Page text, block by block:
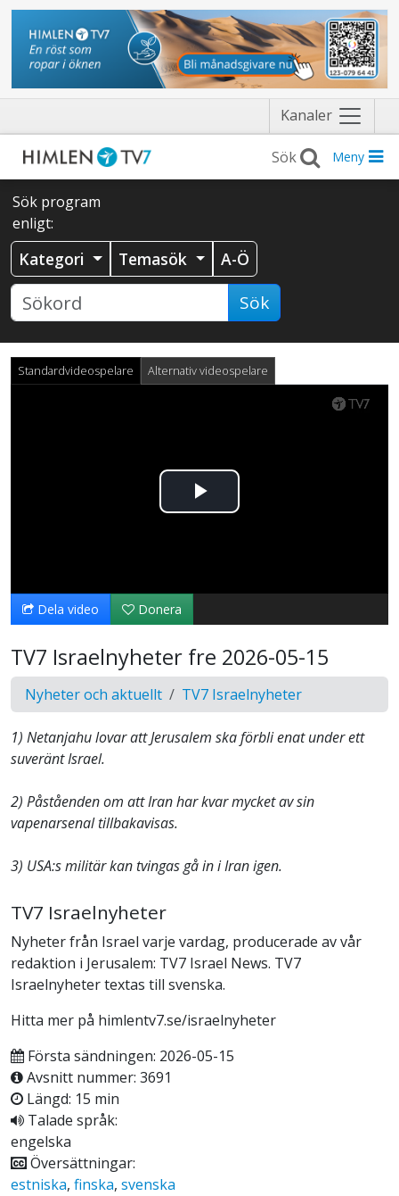
Kanaler Näytä
valikko
Meny
Sök program
enligt:
Kategori Temasök A-Ö
Sök
Standardvideospelare Alternativ videospelare
Spela
video
Dela video Donera
TV7 Israelnyheter fre 2026-05-15
Nyheter och aktuellt TV7 Israelnyheter
1) Netanjahu lovar att Jerusalem ska förbli enat under ett
suveränt Israel.
2) Påståenden om att Iran har kvar mycket av sin
vapenarsenal tillbakavisas.
3) USA:s militär kan tvingas gå in i Iran igen.
TV7 Israelnyheter
Nyheter från Israel varje vardag, producerade av vår
redaktion i Jerusalem: TV7 Israel News. TV7
Israelnyheter textas till svenska.
Hitta mer på himlentv7.se/israelnyheter
Första sändningen: 2026-05-15
Avsnitt nummer: 3691
Längd: 15 min
Talade språk:
engelska
Översättningar:
estniska, finska, svenska